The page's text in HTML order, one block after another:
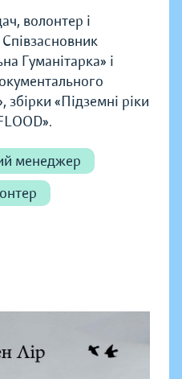
волонтер і
Гуманітарка» і
«Підземні ріки
менеджер